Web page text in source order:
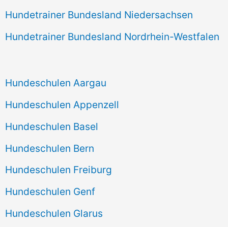
Hundetrainer Bundesland Niedersachsen
Hundetrainer Bundesland Nordrhein-Westfalen
Hundeschulen Aargau
Hundeschulen Appenzell
Hundeschulen Basel
Hundeschulen Bern
Hundeschulen Freiburg
Hundeschulen Genf
Hundeschulen Glarus